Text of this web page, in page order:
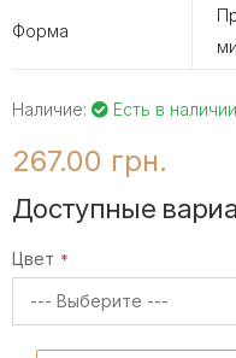
Форма
Наличие: Есть в наличии
267.00 грн.
Доступные
Цвет